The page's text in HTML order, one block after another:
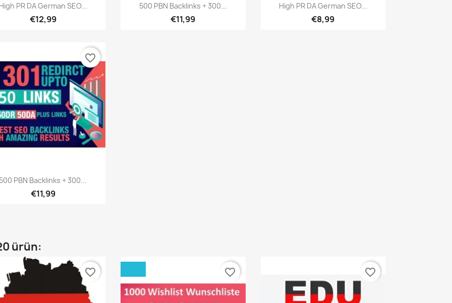
Hızlı Görünüm
High PR DA German SEO...
€12,99
Hızlı Görünüm
500 PBN Backlinks + 300...
€11,99
Hızlı Görünüm
High PR DA German SEO...
€8,99
Hızlı Görünüm
500 PBN Backlinks + 300...
€11,99
favorite_border
ürün:
favorite_border favorite_border favorite_border